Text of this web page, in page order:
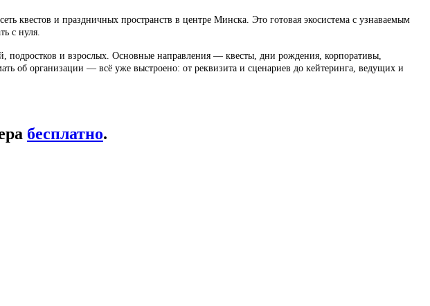
квестов и праздничных пространств в центре Минска. Это готовая экосистема с узнаваемым
с нуля.
подростков и взрослых. Основные направления — квесты, дни рождения, корпоративы,
организации — всё уже выстроено: от реквизита и сценариев до кейтеринга, ведущих и
бесплатно.